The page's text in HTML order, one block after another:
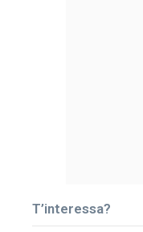
T’interessa?